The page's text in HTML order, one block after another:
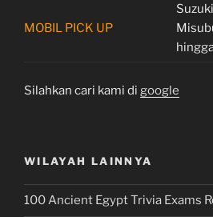
MOBIL PICK UP
Silahkan cari kami di google
WILAYAH LAINNYA
100 Ancient Egypt Trivia Exams